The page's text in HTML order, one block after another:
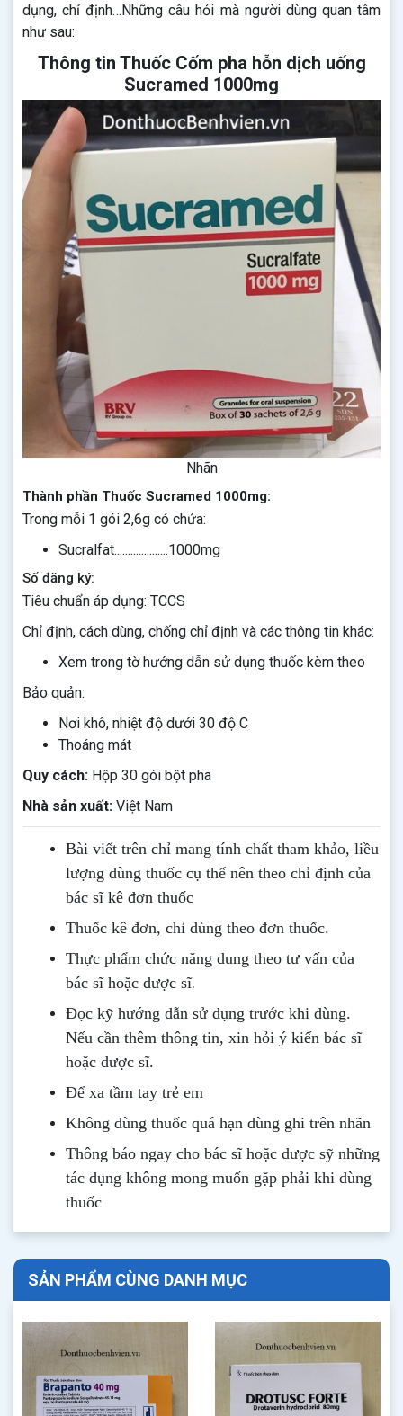
dụng, chỉ định…Những câu hỏi mà người dùng quan tâm
như sau:
Thông tin Thuốc Cốm pha hỗn dịch uống
Sucramed 1000mg
Nhãn
Thành phần Thuốc Sucramed 1000mg:
Trong mỗi 1 gói 2,6g có chứa:
Sucralfat....................1000mg
Số đăng ký:
Tiêu chuẩn áp dụng: TCCS
Chỉ định, cách dùng, chống chỉ định và các thông tin khác:
Xem trong tờ hướng dẫn sử dụng thuốc kèm theo
Bảo quản:
Nơi khô, nhiệt độ dưới 30 độ C
Thoáng mát
Quy cách: Hộp 30 gói bột pha
Nhà sản xuất: Việt Nam
Bài viết trên chỉ mang tính chất tham khảo, liều
lượng dùng thuốc cụ thể nên theo chỉ định của
bác sĩ kê đơn thuốc
Thuốc kê đơn, chỉ dùng theo đơn thuốc.
Thực phẩm chức năng dung theo tư vấn của
bác sĩ hoặc dược sĩ.
Đọc kỹ hướng dẫn sử dụng trước khi dùng.
Nếu cần thêm thông tin, xin hỏi ý kiến bác sĩ
hoặc dược sĩ.
Để xa tầm tay trẻ em
Không dùng thuốc quá hạn dùng ghi trên nhãn
Thông báo ngay cho bác sĩ hoặc dược sỹ những
tác dụng không mong muốn gặp phải khi dùng
thuốc
SẢN PHẨM CÙNG DANH MỤC